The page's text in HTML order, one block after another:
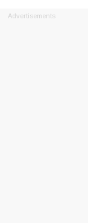
Advertisements